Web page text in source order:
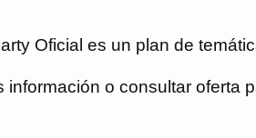
Oficial es un plan de
o consultar oferta